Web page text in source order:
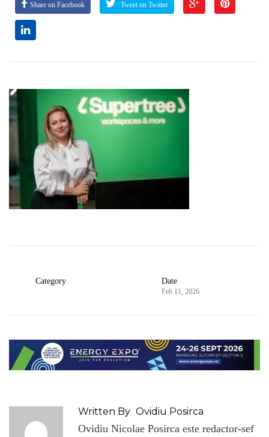
Share on Facebook Tweet on Twitter
Category Date
Feb 11, 2026
Written By Ovidiu Posirca
Ovidiu Nicolae Posirca este redactor-sef